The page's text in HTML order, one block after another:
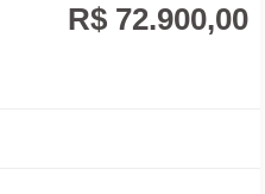
R$ 72.900,00